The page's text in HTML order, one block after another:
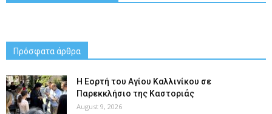
Πρόσφατα άρθρα
H Εορτή του Αγίου Καλλινίκου σε
Παρεκκλήσιο της Καστοριάς
August 9, 2026